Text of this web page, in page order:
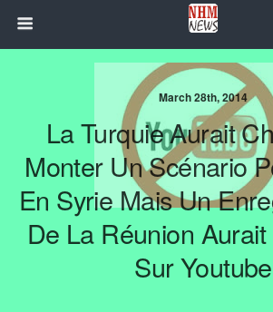
March 28th, 2014
La Turquie Aurait
Monter Un Scénario
En Syrie Mais Un
De La Réunion
Sur Youtube